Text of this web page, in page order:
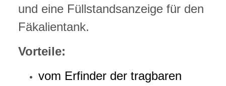
und eine Füllstandsanzeige für den
Fäkalientank.
Vorteile:
vom Erfinder der tragbaren